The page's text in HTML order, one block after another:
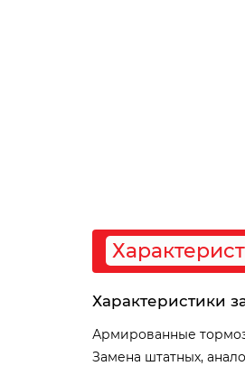
Характеристики
Армированные
Замена штатных,